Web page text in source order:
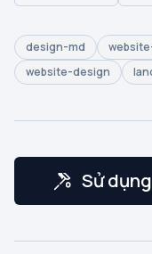
design-md
website-design
Sử